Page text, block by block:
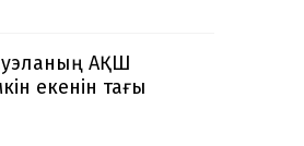
АҚШ
екенін тағы